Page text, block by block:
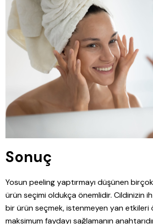
Sonuç
Yosun peeling yaptırmayı düşünen
ürün seçimi oldukça önemlidir. Cildinizin
bir ürün seçmek, istenmeyen yan etkileri
maksimum faydayı sağlamanın